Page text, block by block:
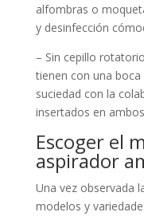
alfombras o
y desinfección
– Sin cepillo
tienen con una
suciedad con la
insertados en
Escoger el
aspirador
Una vez observada
modelos y